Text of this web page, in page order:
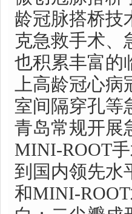
龄冠脉搭桥技
克急救手术、
也积累丰富的
上高龄冠心病
室间隔穿孔等
青岛常规开展
MINI-ROOT
到国内领先水
和MINI-